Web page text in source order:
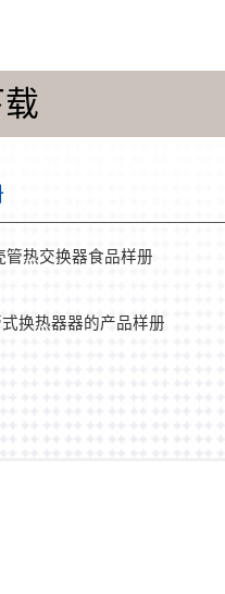
管热交换器食品样册
换热器器的产品样册